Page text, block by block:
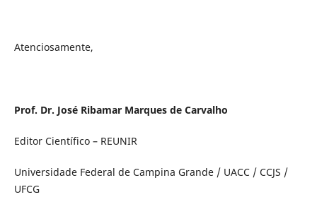
Atenciosamente,
Prof. Dr. José Ribamar Marques de Carvalho
Editor Científico – REUNIR
Universidade Federal de Campina Grande / UACC / CCJS /
UFCG